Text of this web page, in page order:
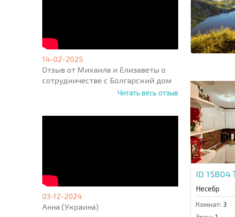
14-02-2025
Отзыв от Михаила и Елизаветы о
сотрудничестве с Болгарский дом
Читать весь отзыв
03-12-2024
Анна (Украина)
ID 15804
Несебр
Комнат: 3